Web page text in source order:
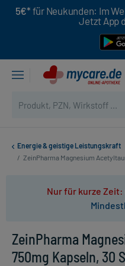
5€* für Neukunden: Im
Jetzt App
Energie & geistige Leistungskraft
/ ZeinPharma Magnesium
Nur für kurze Zeit:
ZeinPharma
750mg Kapseln, 30